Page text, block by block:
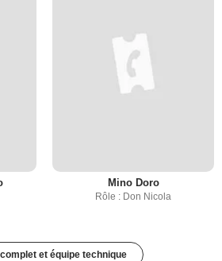
Mino Doro
Rôle : Don Nicola
et équipe technique